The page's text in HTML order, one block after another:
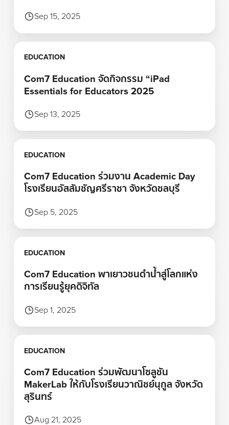
Sep 15, 2025
EDUCATION
Com7 Education จัดกิจกรรม “iPad
Essentials for Educators 2025
Sep 13, 2025
EDUCATION
Com7 Education ร่วมงาน Academic Day
โรงเรียนอัสสัมชัญศรีราชา จังหวัดชลบุรี
Sep 5, 2025
EDUCATION
Com7 Education พาเยาวชนดำน้ำสู่โลกแห่ง
การเรียนรู้ยุคดิจิทัล
Sep 1, 2025
EDUCATION
Com7 Education ร่วมพัฒนาโซลูชัน
MakerLab ให้กับโรงเรียนวาณิชย์นุกูล จังหวัด
สุรินทร์
Aug 21, 2025